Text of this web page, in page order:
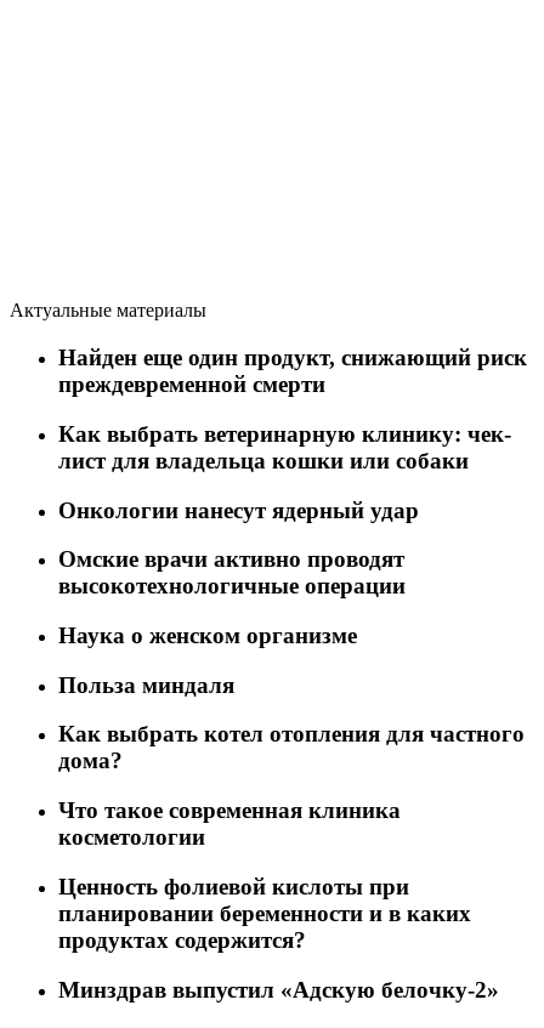
Актуальные материалы
Найден еще один продукт, снижающий риск
преждевременной смерти
Как выбрать ветеринарную клинику: чек-
лист для владельца кошки или собаки
Онкологии нанесут ядерный удар
Омские врачи активно проводят
высокотехнологичные операции
Наука о женском организме
Польза миндаля
Как выбрать котел отопления для частного
дома?
Что такое современная клиника
косметологии
Ценность фолиевой кислоты при
планировании беременности и в каких
продуктах содержится?
Минздрав выпустил «Адскую белочку-2»